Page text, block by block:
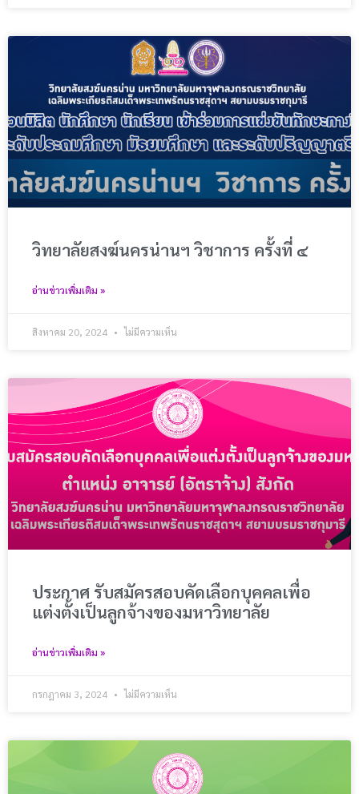
วิทยาลัยสงฆ์นครน่านฯ วิชาการ ครั้งที่ ๔
อ่านข่าวเพิ่มเติม »
สิงหาคม 20, 2024 ไม่มีความเห็น
ประกาศ รับสมัครสอบคัดเลือกบุคคลเพื่อ
แต่งตั้งเป็นลูกจ้างของมหาวิทยาลัย
อ่านข่าวเพิ่มเติม »
กรกฎาคม 3, 2024 ไม่มีความเห็น